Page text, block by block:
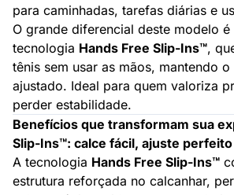
para caminhadas, tarefas diárias e
O grande diferencial deste modelo é
tecnologia Hands Free Slip-Ins™,
tênis sem usar as mãos, mantendo
ajustado. Ideal para quem valoriza
perder estabilidade.
Benefícios que transformam sua
Slip-Ins™: calce fácil, ajuste perfeito
A tecnologia Hands Free Slip-Ins™
estrutura reforçada no calcanhar,